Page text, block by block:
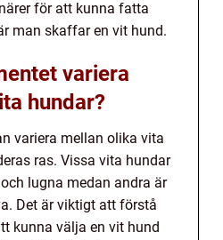
för att kunna fatta
man skaffar en vit hund.
variera
hundar?
variera mellan olika vita
ras. Vissa vita hundar
lugna medan andra är
Det är viktigt att förstå
kunna välja en vit hund